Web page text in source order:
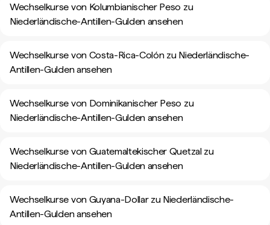
Wechselkurse von Kolumbianischer Peso zu
Niederländische-Antillen-Gulden ansehen
Wechselkurse von Costa-Rica-Colón zu Niederländische-
Antillen-Gulden ansehen
Wechselkurse von Dominikanischer Peso zu
Niederländische-Antillen-Gulden ansehen
Wechselkurse von Guatemaltekischer Quetzal zu
Niederländische-Antillen-Gulden ansehen
Wechselkurse von Guyana-Dollar zu Niederländische-
Antillen-Gulden ansehen